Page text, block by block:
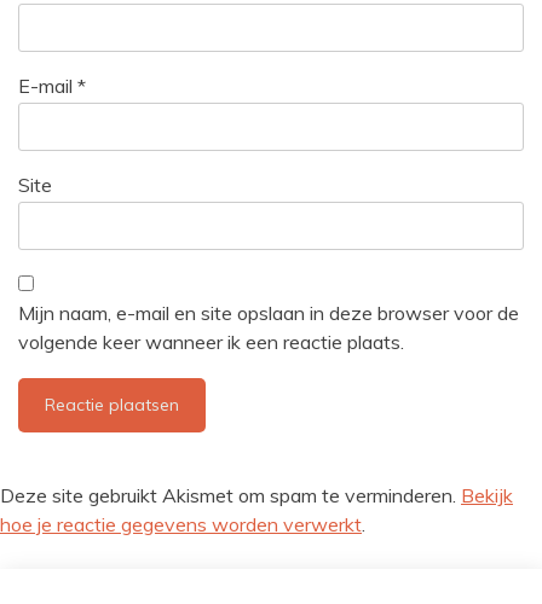
E-mail *
Site
Mijn naam, e-mail en site opslaan in deze browser voor de
volgende keer wanneer ik een reactie plaats.
Deze site gebruikt Akismet om spam te verminderen. Bekijk
hoe je reactie gegevens worden verwerkt